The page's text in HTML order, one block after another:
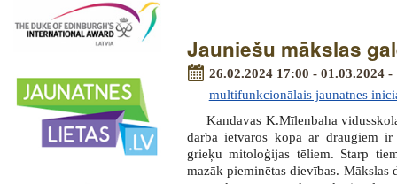
Jauniešu mākslas
26.02.2024 17:00 - 01.03.2024
multifunkcionālais jaunatnes
Kandavas K.Mīlenbaha
darba ietvaros kopā ar draugiem
grieķu mitoloģijas tēliem. Starp
mazāk pieminētas dievības.